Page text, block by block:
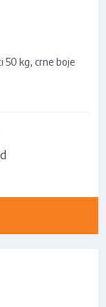
50 kg, crne boje